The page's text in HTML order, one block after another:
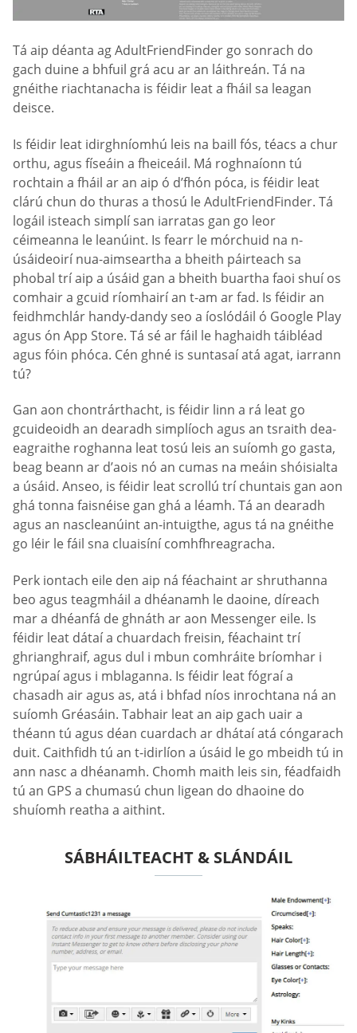
Tá aip déanta ag AdultFriendFinder go sonrach do
gach duine a bhfuil grá acu ar an láithreán. Tá na
gnéithe riachtanacha is féidir leat a fháil sa leagan
deisce.
Is féidir leat idirghníomhú leis na baill fós, téacs a chur
orthu, agus físeáin a fheiceáil. Má roghnaíonn tú
rochtain a fháil ar an aip ó d’fhón póca, is féidir leat
clárú chun do thuras a thosú le AdultFriendFinder. Tá
logáil isteach simplí san iarratas gan go leor
céimeanna le leanúint. Is fearr le mórchuid na n-
úsáideoirí nua-aimseartha a bheith páirteach sa
phobal trí aip a úsáid gan a bheith buartha faoi shuí os
comhair a gcuid ríomhairí an t-am ar fad. Is féidir an
feidhmchlár handy-dandy seo a íoslódáil ó Google Play
agus ón App Store. Tá sé ar fáil le haghaidh táibléad
agus fóin phóca. Cén ghné is suntasaí atá agat, iarrann
tú?
Gan aon chontrárthacht, is féidir linn a rá leat go
gcuideoidh an dearadh simplíoch agus an tsraith dea-
eagraithe roghanna leat tosú leis an suíomh go gasta,
beag beann ar d’aois nó an cumas na meáin shóisialta
a úsáid. Anseo, is féidir leat scrollú trí chuntais gan aon
ghá tonna faisnéise gan ghá a léamh. Tá an dearadh
agus an nascleanúint an-intuigthe, agus tá na gnéithe
go léir le fáil sna cluaisíní comhfhreagracha.
Perk iontach eile den aip ná féachaint ar shruthanna
beo agus teagmháil a dhéanamh le daoine, díreach
mar a dhéanfá de ghnáth ar aon Messenger eile. Is
féidir leat dátaí a chuardach freisin, féachaint trí
ghrianghraif, agus dul i mbun comhráite bríomhar i
ngrúpaí agus i mblaganna. Is féidir leat fógraí a
chasadh air agus as, atá i bhfad níos inrochtana ná an
suíomh Gréasáin. Tabhair leat an aip gach uair a
théann tú agus déan cuardach ar dhátaí atá cóngarach
duit. Caithfidh tú an t-idirlíon a úsáid le go mbeidh tú in
ann nasc a dhéanamh. Chomh maith leis sin, féadfaidh
tú an GPS a chumasú chun ligean do dhaoine do
shuíomh reatha a aithint.
SÁBHÁILTEACHT & SLÁNDÁIL